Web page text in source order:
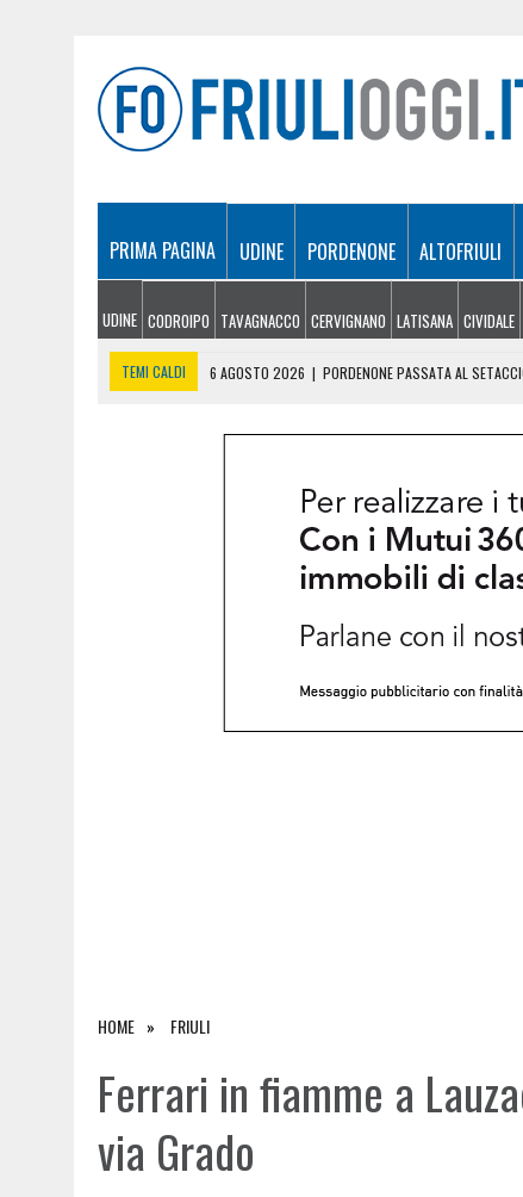
PRIMA PAGINA UDINE PORDENONE ALTOFRIULI
UDINE CODROIPO TAVAGNACCO CERVIGNANO LATISANA CIVIDALE
TEMI CALDI 6 AGOSTO 2026 | PORDENONE PASSATA AL
INCENDIO IN UNA CASA DI SPILIMBERGO,
PORDENONELEGGE, MATTARELLA
HOME FRIULI
Ferrari in fiamme a
via Grado